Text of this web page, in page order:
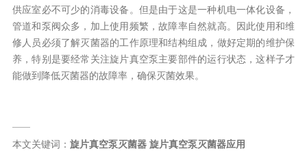
供应室必不可少的消毒设备。但是由于这是一种机电一体化设备，
管道和泵阀众多，加上使用频繁，故障率自然就高。因此使用和维
修人员必须了解灭菌器的工作原理和结构组成，做好定期的维护保
养，特别是要经常关注旋片真空泵主要部件的运行状态，这样子才
能做到降低灭菌器的故障率，确保灭菌效果。
本文关键词： 旋片真空泵灭菌器 旋片真空泵灭菌器应用